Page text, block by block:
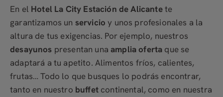
En el Hotel La City Estación de Alicantete
garantizamos un servicio y unos profesionales a la
altura de tus exigencias. Por ejemplo, nuestros
desayunos presentan unaamplia oferta que se
adaptará a tu apetito. Alimentos fríos, calientes,
frutas… Todo lo que busques lo podrás encontrar,
tanto en nuestro buffet continental, como en nuestra